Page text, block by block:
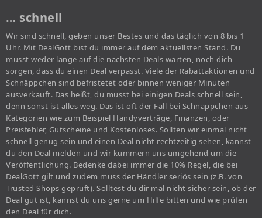
… schnell
Wir sind schnell, geben unser Bestes und das täglich von 8 bis 1
Uhr. Mit DealGott bist du immer auf dem aktuellsten Stand. Du
musst weder lange auf die nächsten Deals warten, noch dich
sorgen, dass du einen Deal verpasst. Viele der Rabattaktionen und
Schnäppchen sind befristetet oder binnen weniger Minuten
ausverkauft. Das heißt, du musst bei einigen Deals schnell sein,
denn sonst ist alles weg. Das ist oft der Fall bei Schnäppchen aus
Kategorien wie zum Beispiel Handyverträge, Finanzen, oder
Preisfehler, Gutscheine und Kostenloses. Sollten wir einmal nicht
schnell genug sein und einen Deal nicht rechtzeitig sehen, kannst
du den Deal melden und wir kümmern uns umgehend um die
Veröffentlichung. Bedenke dabei immer die 10% Regel, die bei
DealGott gilt und zudem muss der Händler seriös sein (z.B. von
Trusted Shops geprüft). Solltest du dir mal nicht sicher sein, ob der
Deal gut ist, kannst du uns gerne um Hilfe bitten und wie prüfen
den Deal für dich.